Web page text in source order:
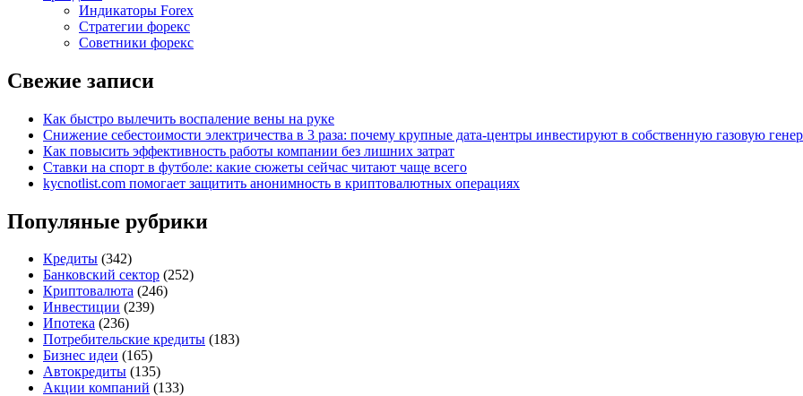
Индикаторы Forex
Стратегии форекс
Советники форекс
Свежие записи
Как быстро вылечить воспаление вены на руке
Снижение себестоимости электричества в 3 раза: почему крупные дата-центры инвестируют в собственную газовую
Как повысить эффективность работы компании без лишних затрат
Ставки на спорт в футболе: какие сюжеты сейчас читают чаще всего
kycnotlist.com помогает защитить анонимность в криптовалютных операциях
Популяные рубрики
Кредиты (342)
Банковский сектор (252)
Криптовалюта (246)
Инвестиции (239)
Ипотека (236)
Потребительские кредиты (183)
Бизнес идеи (165)
Автокредиты (135)
Акции компаний (133)